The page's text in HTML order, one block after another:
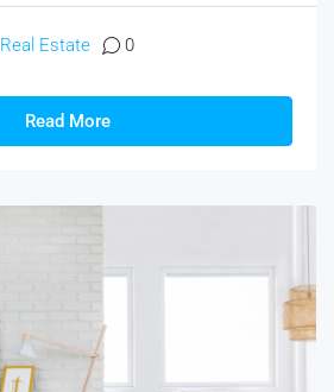
Real Estate 0
Read More